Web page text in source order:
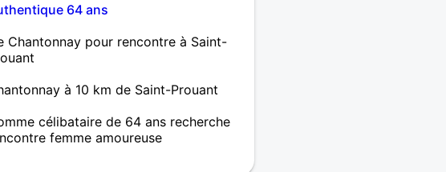
64 ans
Chantonnay pour rencontre à Saint-
à 10 km de Saint-Prouant
célibataire de 64 ans recherche
femme amoureuse